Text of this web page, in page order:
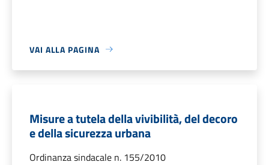
VAI ALLA PAGINA
Misure a tutela della vivibilità, del decoro
e della sicurezza urbana
Ordinanza sindacale n. 155/2010